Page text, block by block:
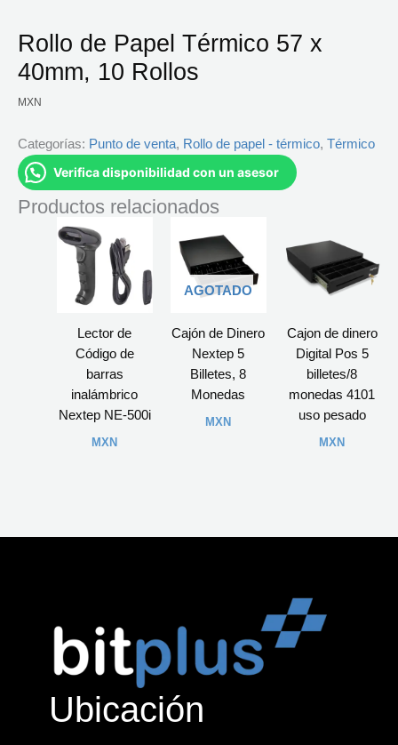
Rollo de Papel Térmico 57 x
40mm, 10 Rollos
MXN
Categorías: Punto de venta, Rollo de papel - térmico, Térmico
Verifica disponibilidad con un asesor
Productos relacionados
Lector de
Código de
barras
inalámbrico
Nextep NE-500i
MXN
AGOTADO
Cajón de Dinero
Nextep 5
Billetes, 8
Monedas
MXN
Cajon de dinero
Digital Pos 5
billetes/8
monedas 4101
uso pesado
MXN
Ubicación